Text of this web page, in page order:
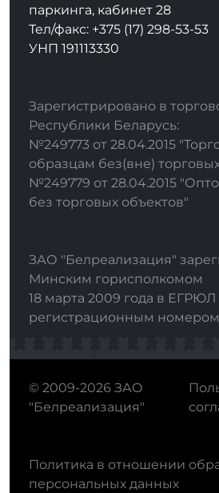
паркинга, кабинет 28
Тел/факс: +375 (17) 298-53-53
УНП 191113330
Зарегистрировано в
Республики Беларусь:
№249773 от 28.04.2015
образцам без(вне)
№249779 от 28.04.2015
без торговых объектов"
ЗАО "Белреализация"
Минским горисполкомом
18 марта 2009 года в ЕГРЮЛ
регистрационным номером
© 2009-2026 ЗАО
"Белреализация"
Политика в отношении
персональных данных